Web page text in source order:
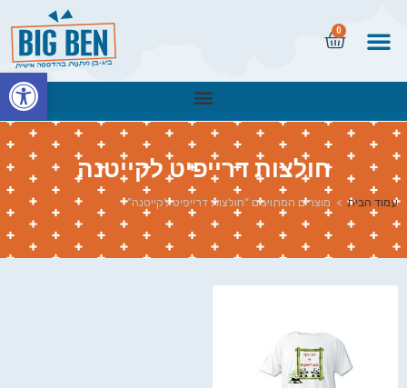
0
חולצות דרייפיט לקייטנה
עמוד הבית > מוצרים המתויגים “חולצות דרייפיט לקייטנה”